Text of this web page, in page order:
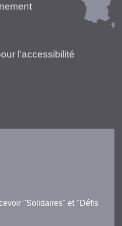
l’accessibilité
"Solidaires" et "Défis